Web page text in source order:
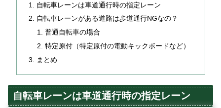
自転車レーンは車道通行時の指定レーン
自転車レーンがある道路は歩道通行NGなの？
普通自転車の場合
特定原付（特定原付の電動キックボードなど）
まとめ
自転車レーンは車道通行時の指定レーン